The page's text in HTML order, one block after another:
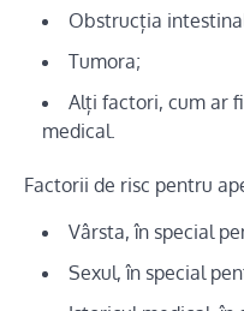
Obstrucția
Tumora;
Alți factori, cum ar
medical.
Factorii de risc pentru
Vârsta, în special
Sexul, în special